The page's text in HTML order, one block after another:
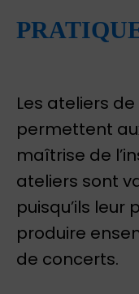
Les ateliers
permettent
maîtrise de
ateliers sont
puisqu’ils
produire
de concerts.